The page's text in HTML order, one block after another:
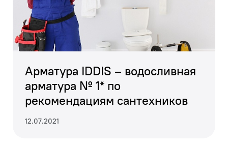
интерьера. Коллекция представлена всеми
необходимыми аксессуарами для создания
единого стиля туалетной или ванной
комнаты – с ними ежедневный уход станет
еще более комфортным.
Арматура IDDIS – водосливная
арматура № 1* по
рекомендациям сантехников
12.07.2021